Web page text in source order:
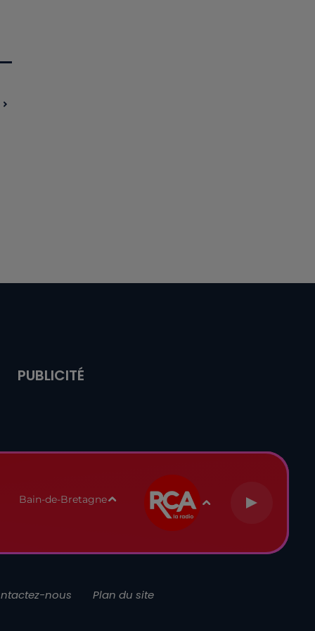
PUBLICITÉ
Bain-de-Bretagne
nous Plan du site